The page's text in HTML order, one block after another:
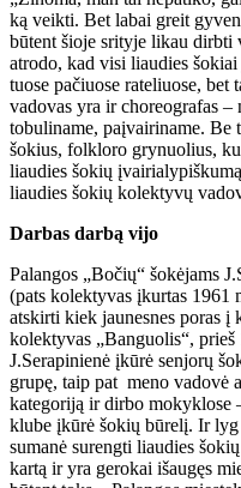
ką veikti. Bet labai greit
būtent šioje srityje likau
atrodo, kad visi liaudies
tuose pačiuose rateliuose,
vadovas yra ir choreografas –
tobuliname, paįvairiname. Be
šokius, folkloro grynuolius,
liaudies šokių
liaudies šokių kolektyvų
Darbas darbą vijo
Palangos „Bočių“ šokėjams
(pats kolektyvas įkurtas 1961
atskirti kiek jaunesnes poras į
kolektyvas „Banguolis“,
J.Serapinienė įkūrė senjorų
grupę, taip pat meno vadovė
kategoriją ir dirbo mokyklose
klube įkūrė šokių būrelį. Ir lyg
sumanė surengti liaudies
kartą ir yra gerokai išaugęs